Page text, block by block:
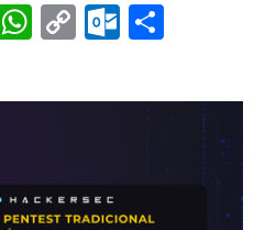
WhatsApp
Copy